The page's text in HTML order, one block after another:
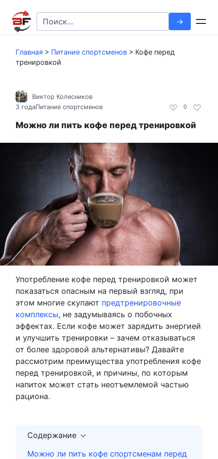
контенту
Search
for:
Главная > Питание спортсменов > Кофе перед
тренировкой
0
Виктор Колесников
3 годаПитание спортсменов
Можно ли пить кофе перед тренировкой
Употребление кофе перед тренировкой может
показаться опасным на первый взгляд, при
этом многие скупают предтренировочные
комплексы, не задумываясь о побочных
эффектах. Если кофе может зарядить энергией
и улучшить тренировки – зачем отказываться
от более здоровой альтернативы? Давайте
рассмотрим преимущества употребления кофе
перед тренировкой, и причины, по которым
напиток может стать неотъемлемой частью
рациона.
Содержание
Можно ли пить кофе спортсменам перед